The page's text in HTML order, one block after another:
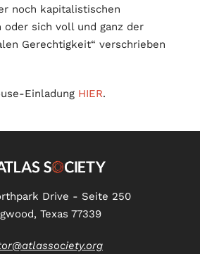
noch kapitalistischen
sich voll und ganz der
Gerechtigkeit“ verschrieben
Einladung HIER.
Drive - Seite 250
Texas 77339